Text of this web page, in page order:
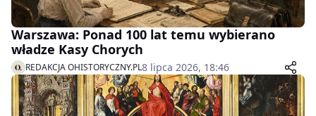
Warszawa: Ponad 100 lat temu wybierano
władze Kasy Chorych
REDAKCJA OHISTORYCZNY.PL8 lipca 2026, 18:46